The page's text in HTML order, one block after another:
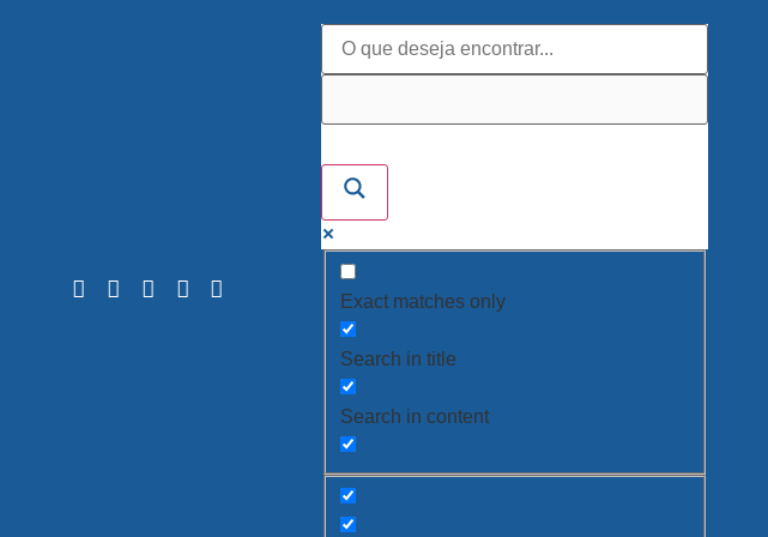
Exact matches only
Search in title
Search in content